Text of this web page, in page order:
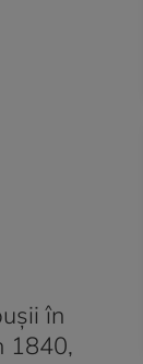
în
1840,